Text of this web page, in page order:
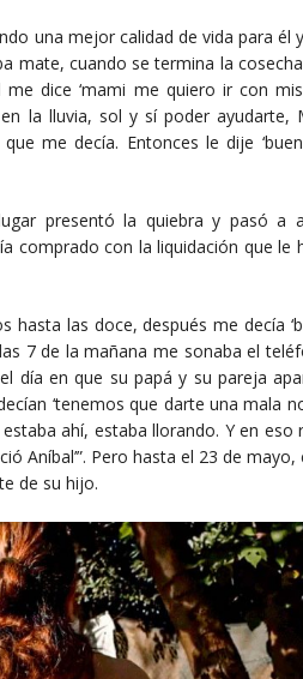
una mejor calidad de vida para él
mate, cuando se termina la
dice ‘mami me quiero ir con
la lluvia, sol y sí poder ayudarte,
me decía. Entonces le dije
presentó la quiebra y pasó a
comprado con la liquidación que le
hasta las doce, después me decía
7 de la mañana me sonaba el
día en que su papá y su pareja
‘tenemos que darte una mala
ahí, estaba llorando. Y en eso
Aníbal’”. Pero hasta el 23 de
de su hijo.